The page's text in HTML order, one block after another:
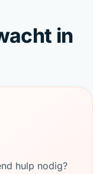
in
hulp nodig?